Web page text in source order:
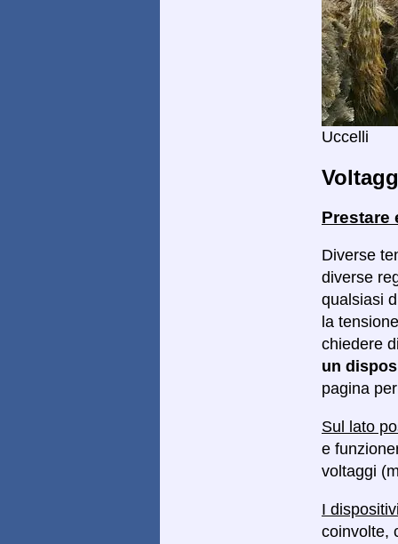
Uccelli
Prestare
Diverse
diverse
qualsiasi
la
chiedere
un
pagina
Sul lato
e
voltaggi
I
coinvolte,